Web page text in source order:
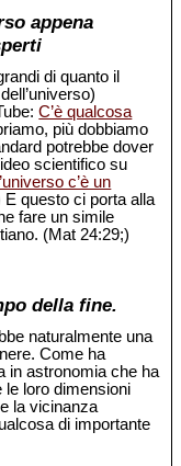
appena
di quanto il
C’è qualcosa
più dobbiamo
potrebbe dover
scientifico su
c’è un
E questo ci porta alla
fare un simile
(Mat 24:29;)
della fine.
naturalmente una
Come ha
in astronomia che ha
le loro dimensioni
la vicinanza
di importante